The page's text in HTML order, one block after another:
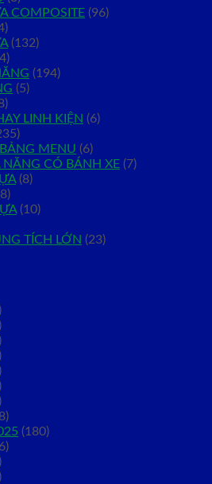
COMPOSITE (96)
(132)
(194)
(5)
LINH KIỆN (6)
MENU (6)
CÓ BÁNH XE (7)
(8)
(10)
TÍCH LỚN (23)
(180)